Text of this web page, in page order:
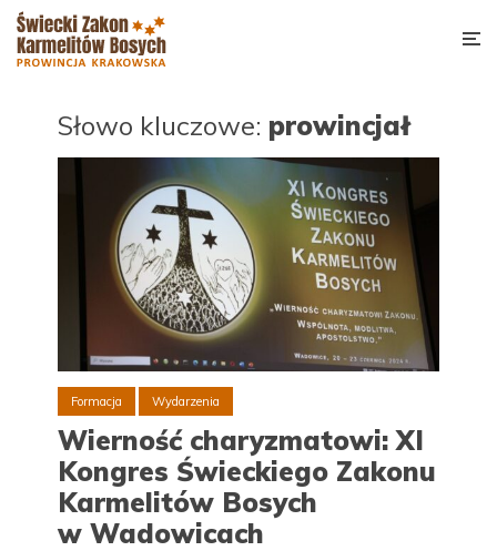
Słowo kluczowe: prowincjał
Formacja Wydarzenia
Wierność charyzmatowi: XI
Kongres Świeckiego Zakonu
Karmelitów Bosych
w Wadowicach